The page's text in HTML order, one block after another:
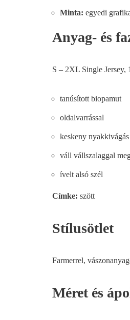
Minta: egyedi
Anyag- és
S – 2XL Single Jersey,
tanúsított biopamut
oldalvarrással
keskeny
váll vállszalaggal
ívelt alsó szél
Címke: szött
Stílusötlet
Farmerrel,
Méret és